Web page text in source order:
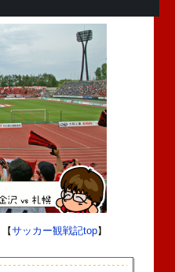
【サッカー観戦記top】